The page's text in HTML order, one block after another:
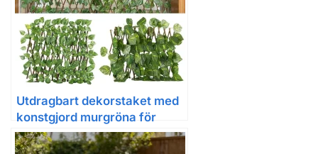
Utdragbart dekorstaket med
konstgjord murgröna för
trädgård och insyn